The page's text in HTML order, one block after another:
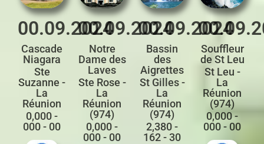
00.09.2024
Cascade
Niagara
Ste
Suzanne -
La
Réunion
0,000 -
000 - 00
00.09.2024
Notre
Dame des
Laves
Ste Rose -
La
Réunion
(974)
0,000 -
000 - 00
00.09.2024
Bassin
des
Aigrettes
St Gilles -
La
Réunion
(974)
2,380 -
162 - 30
Souffleur
de St Leu
St Leu -
La
Réunion
(974)
0,000 -
000 - 00